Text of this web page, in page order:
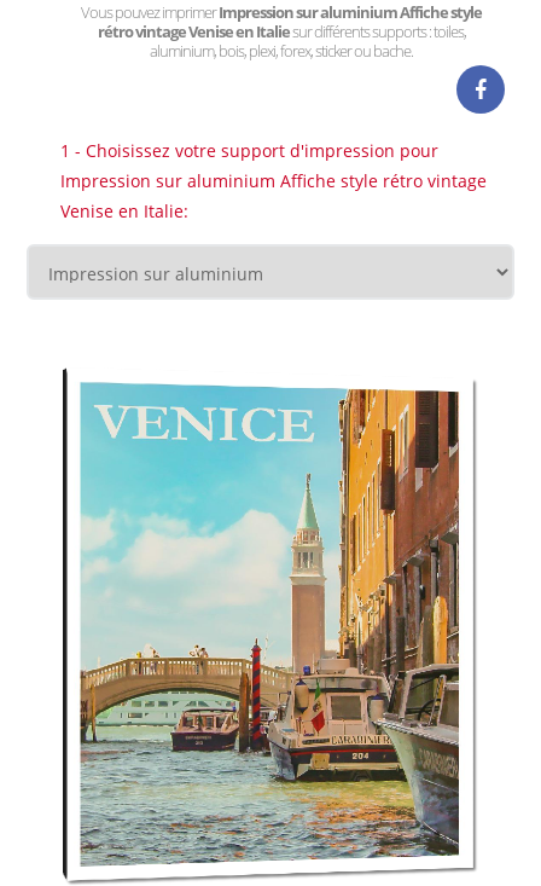
Vous pouvez imprimerImpression sur aluminium Affiche style
rétro vintage Venise en Italiesur différents supports : toiles,
aluminium, bois, plexi, forex, sticker ou bache.
1 - Choisissez votre support d'impression pour
Impression sur aluminium Affiche style rétro vintage
Venise en Italie: